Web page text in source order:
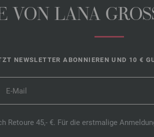
VON LANA
NEWSLETTER ABONNIEREN UND 10 €
Retoure 45,- €. Für die erstmalige